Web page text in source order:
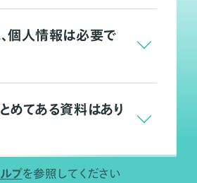
個人情報は必要で
めてある資料はあり
プを参照してください